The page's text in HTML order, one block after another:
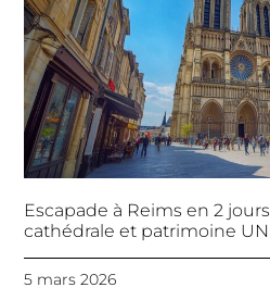
Escapade à Reims en 2
cathédrale et patrimoine
5 mars 2026